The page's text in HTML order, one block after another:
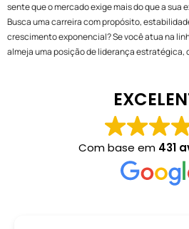
sente que o mercado exige mais do que a
Busca uma carreira com propósito,
crescimento exponencial? Se você atua na
almeja uma posição de liderança estratégica,
Com base em 431